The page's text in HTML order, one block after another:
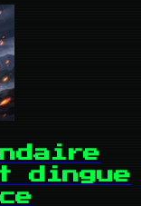
dingue